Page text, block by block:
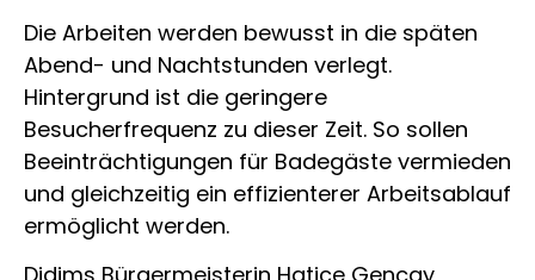
Die Arbeiten werden bewusst in die späten
Abend- und Nachtstunden verlegt.
Hintergrund ist die geringere
Besucherfrequenz zu dieser Zeit. So sollen
Beeinträchtigungen für Badegäste vermieden
und gleichzeitig ein effizienterer Arbeitsablauf
ermöglicht werden.